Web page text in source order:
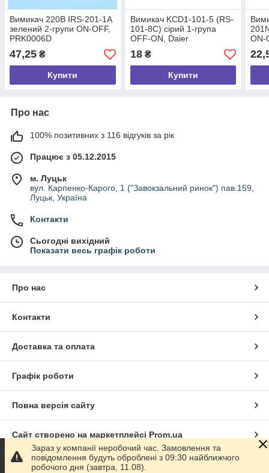
Вимикач 220В IRS-201-1А
зелений 2-групи ON-OFF,
PRK0006D
47,25 ₴
Купити
Вимикач KCD1-101-5 (RS-
101-8С) сірий 1-група
OFF-ON, Daier
18₴
Купити
ON-
Про нас
100% позитивних з 116 відгуків за рік
Працює з 05.12.2015
м. Луцьк
вул. Карпенко-Карого, 1 ("Завокзальний ринок") пав.159,
Луцьк, Україна
Контакти
Сьогодні вихідний
Показати весь графік роботи
Про нас
Контакти
Доставка та оплата
Графік роботи
Повна версія сайту
Сайт створено на маркетплейсі Prom.ua
Політика конфіденційності
Зараз у компанії неробочий час. Замовлення та
повідомлення будуть оброблені з 09:30 найближчого
робочого дня (завтра, 11.08).